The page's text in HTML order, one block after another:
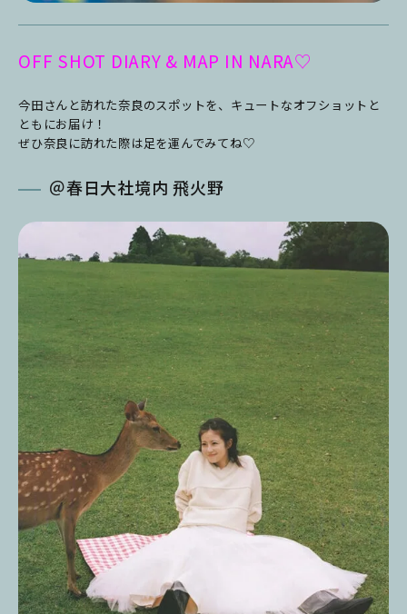
OFF SHOT DIARY & MAP IN NARA♡
今田さんと訪れた奈良のスポットを、 キュートなオフショットと
ともにお届け！
ぜひ奈良に訪れた際は足を運んでみてね♡
＠春日大社境内 飛火野